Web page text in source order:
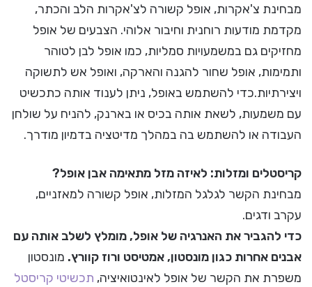
מבחינת צ'אקרות, אופל קשורה לצ'אקרות הלב והכתר,
מקדמת מודעות רוחנית וחיבור אלוהי. הצבעים של אופל
מחזיקים גם במשמעויות סמליות, כמו אופל לבן לטוהר
ותמימות, אופל שחור להגנה והארקה, ואופל אש לתשוקה
ויצירתיות.כדי להשתמש באופל, ניתן לענוד אותה כתכשיט
עם משמעות, לשאת אותה בכיס או בארנק, להניח על שולחן
העבודה או להשתמש בה במהלך מדיטציה בדמיון מודרך.
קריסטלים ומזלות: לאיזה מזל מתאימה אבן אופל?
מבחינת הקשר לגלגל המזלות, אופל קשורה למאזניים,
עקרב ודגים.
כדי להגביר את האנרגיה של אופל, מומלץ לשלב אותה עם
אבנים אחרות כגון מונסטון, אמטיסט ורוז קוורץ. מונסטון
משפרת את הקשר של אופל לאינטואיציה, תכשיטי קריסטל